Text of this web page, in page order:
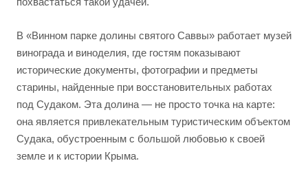
В «Винном парке долины святого Саввы» работает музей
винограда и виноделия, где гостям показывают
исторические документы, фотографии и предметы
старины, найденные при восстановительных работах
под Судаком. Эта долина — не просто точка на карте:
она является привлекательным туристическим объектом
Судака, обустроенным с большой любовью к своей
земле и к истории Крыма.